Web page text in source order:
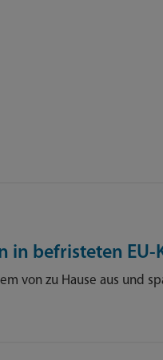
in befristeten
von zu Hause aus und